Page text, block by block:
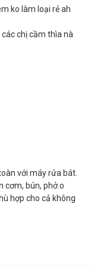
ko làm loại rẻ ah
chị cầm thìa nà
với máy rửa bát.
cơm, bún, phở.o
hợp cho cả không